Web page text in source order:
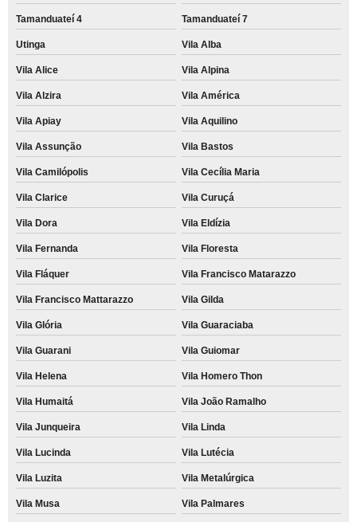
Tamanduateí 4 Tamanduateí 7
Utinga Vila Alba
Vila Alice Vila Alpina
Vila Alzira Vila América
Vila Apiay Vila Aquilino
Vila Assunção Vila Bastos
Vila Camilópolis Vila Cecília Maria
Vila Clarice Vila Curuçá
Vila Dora Vila Eldízia
Vila Fernanda Vila Floresta
Vila Fláquer Vila Francisco Matarazzo
Vila Francisco Mattarazzo Vila Gilda
Vila Glória Vila Guaraciaba
Vila Guarani Vila Guiomar
Vila Helena Vila Homero Thon
Vila Humaitá Vila João Ramalho
Vila Junqueira Vila Linda
Vila Lucinda Vila Lutécia
Vila Luzita Vila Metalúrgica
Vila Musa Vila Palmares